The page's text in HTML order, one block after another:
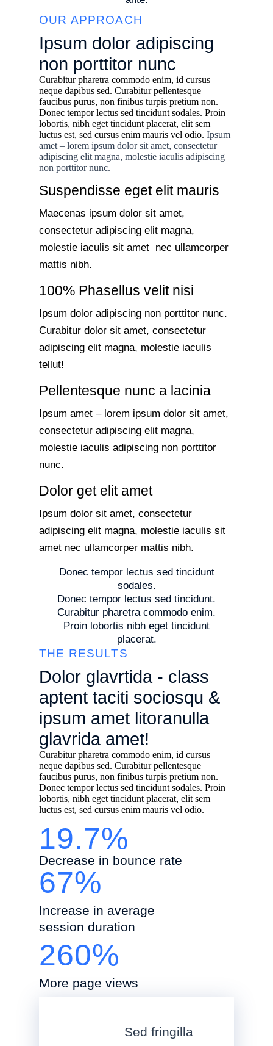
OUR APPROACH
Ipsum dolor adipiscing
non porttitor nunc
Curabitur pharetra commodo enim, id cursus
neque dapibus sed. Curabitur pellentesque
faucibus purus, non finibus turpis pretium non.
Donec tempor lectus sed tincidunt sodales. Proin
lobortis, nibh eget tincidunt placerat, elit sem
luctus est, sed cursus enim mauris vel odio. Ipsum
amet – lorem ipsum dolor sit amet, consectetur
adipiscing elit magna, molestie iaculis adipiscing
non porttitor nunc.
Suspendisse eget elit mauris
Maecenas ipsum dolor sit amet,
consectetur adipiscing elit magna,
molestie iaculis sit amet nec ullamcorper
mattis nibh.
100% Phasellus velit nisi
Ipsum dolor adipiscing non porttitor nunc.
Curabitur dolor sit amet, consectetur
adipiscing elit magna, molestie iaculis
tellut!
Pellentesque nunc a lacinia
Ipsum amet – lorem ipsum dolor sit amet,
consectetur adipiscing elit magna,
molestie iaculis adipiscing non porttitor
nunc.
Dolor get elit amet
Ipsum dolor sit amet, consectetur
adipiscing elit magna, molestie iaculis sit
amet nec ullamcorper mattis nibh.
Donec tempor lectus sed tincidunt
sodales.
Donec tempor lectus sed tincidunt.
Curabitur pharetra commodo enim.
Proin lobortis nibh eget tincidunt
placerat.
THE RESULTS
Dolor glavrtida - class
aptent taciti sociosqu &
ipsum amet litoranulla
glavrida amet!
Curabitur pharetra commodo enim, id cursus
neque dapibus sed. Curabitur pellentesque
faucibus purus, non finibus turpis pretium non.
Donec tempor lectus sed tincidunt sodales. Proin
lobortis, nibh eget tincidunt placerat, elit sem
luctus est, sed cursus enim mauris vel odio.
19.7%
Decrease in bounce rate
67%
Increase in average
session duration
260%
More page views
Sed fringilla